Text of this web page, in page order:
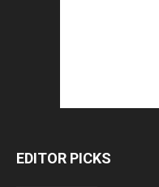
EDITOR PICKS